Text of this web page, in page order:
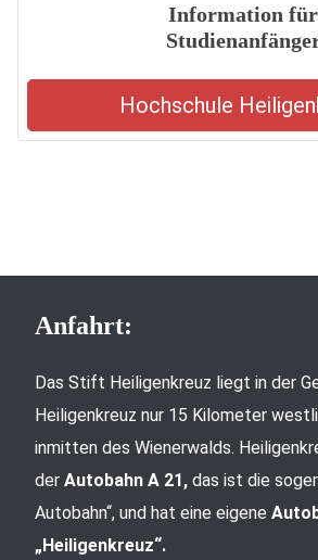
Information für
Hochschule
Anfahrt:
Das Stift Heiligenkreuz liegt in der
Heiligenkreuz nur 15 Kilometer
inmitten des Wienerwalds.
der Autobahn A 21, das ist die
Autobahn“, und hat eine eigene
„Heiligenkreuz“.